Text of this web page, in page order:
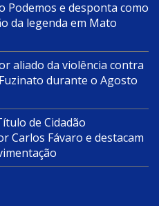
Podemos e desponta como
da legenda em Mato
aliado da violência contra
durante o Agosto
de Cidadão
Carlos Fávaro e destacam